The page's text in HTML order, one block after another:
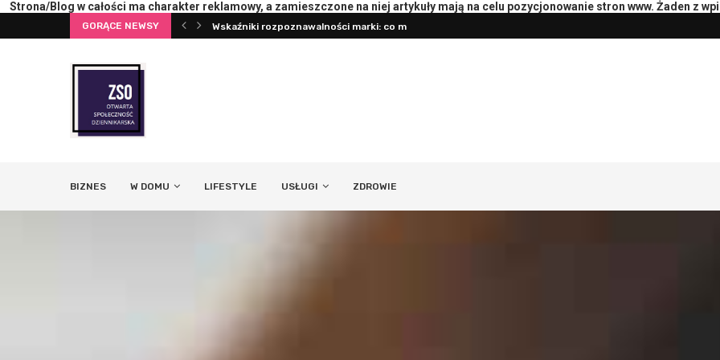
Strona/Blog w całości ma charakter reklamowy, a zamieszczone na niej artykuły mają na celu pozycjonowanie stron www. Żaden z
GORĄCE NEWSY
Wskaźniki rozpoznawalności marki: co mierzyć
Pierwsza konsultacja z psychoterapeutą: pytania i przebieg
BIZNES W DOMU LIFESTYLE USŁUGI ZDROWIE